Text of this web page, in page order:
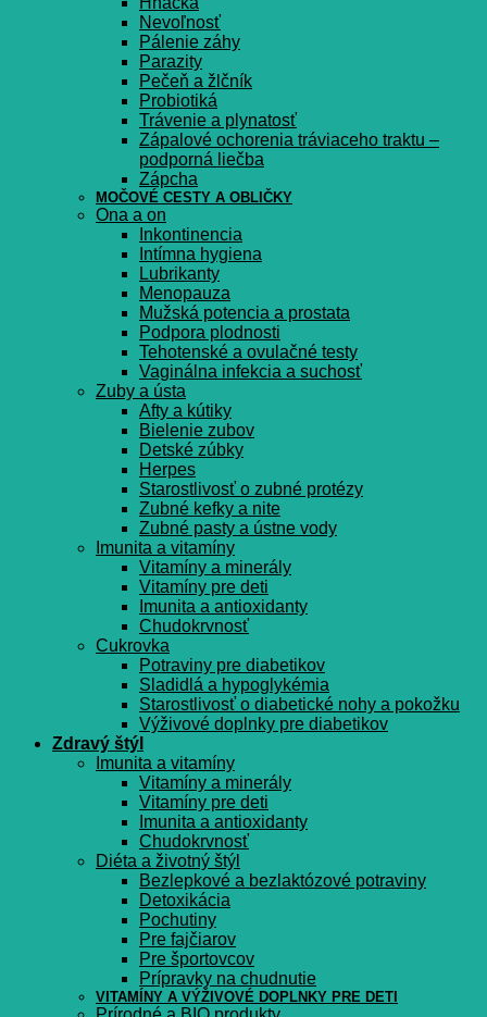
Nevoľnosť
Pálenie záhy
Parazity
Pečeň a žlčník
Probiotiká
Trávenie a plynatosť
Zápalové ochorenia tráviaceho traktu –
podporná liečba
Zápcha
MOČOVÉ CESTY A OBLIČKY
Ona a on
Inkontinencia
Intímna hygiena
Lubrikanty
Menopauza
Mužská potencia a prostata
Podpora plodnosti
Tehotenské a ovulačné testy
Vaginálna infekcia a suchosť
Zuby a ústa
Afty a kútiky
Bielenie zubov
Detské zúbky
Herpes
Starostlivosť o zubné protézy
Zubné kefky a nite
Zubné pasty a ústne vody
Imunita a vitamíny
Vitamíny a minerály
Vitamíny pre deti
Imunita a antioxidanty
Chudokrvnosť
Cukrovka
Potraviny pre diabetikov
Sladidlá a hypoglykémia
Starostlivosť o diabetické nohy a pokožku
Výživové doplnky pre diabetikov
Zdravý štýl
Imunita a vitamíny
Vitamíny a minerály
Vitamíny pre deti
Imunita a antioxidanty
Chudokrvnosť
Diéta a životný štýl
Bezlepkové a bezlaktózové potraviny
Detoxikácia
Pochutiny
Pre fajčiarov
Pre športovcov
Prípravky na chudnutie
VITAMÍNY A VÝŽIVOVÉ DOPLNKY PRE DETI